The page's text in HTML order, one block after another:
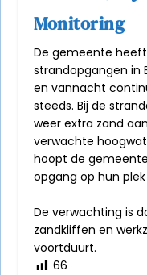
Monitoring
De gemeente
strandopgangen in
en vannacht
steeds. Bij de
weer extra zand
verwachte
hoopt de
opgang op hun plek
De verwachting is
zandkliffen en
voortduurt.
66